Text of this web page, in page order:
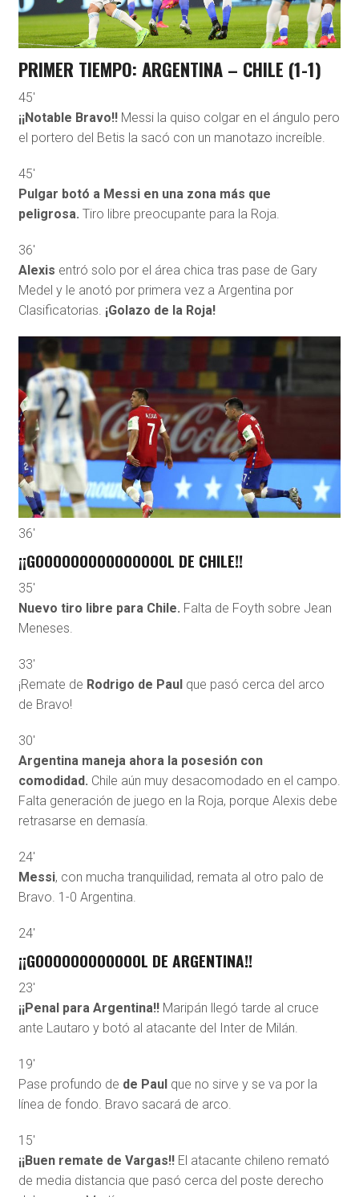
PRIMER TIEMPO: ARGENTINA – CHILE (1-1)
45′
¡¡Notable Bravo!! Messi la quiso colgar en el ángulo pero
el portero del Betis la sacó con un manotazo increíble.
45′
Pulgar botó a Messi en una zona más que
peligrosa. Tiro libre preocupante para la Roja.
36′
Alexis entró solo por el área chica tras pase de Gary
Medel y le anotó por primera vez a Argentina por
Clasificatorias. ¡Golazo de la Roja!
36′
¡¡GOOOOOOOOOOOOOOOL DE CHILE!!
35′
Nuevo tiro libre para Chile. Falta de Foyth sobre Jean
Meneses.
33′
¡Remate de Rodrigo de Paul que pasó cerca del arco
de Bravo!
30′
Argentina maneja ahora la posesión con
comodidad. Chile aún muy desacomodado en el campo.
Falta generación de juego en la Roja, porque Alexis debe
retrasarse en demasía.
24′
Messi, con mucha tranquilidad, remata al otro palo de
Bravo. 1-0 Argentina.
24′
¡¡GOOOOOOOOOOOOL DE ARGENTINA!!
23′
¡¡Penal para Argentina!!Maripán llegó tarde al cruce
ante Lautaro y botó al atacante del Inter de Milán.
19′
Pase profundo de de Paul que no sirve y se va por la
línea de fondo. Bravo sacará de arco.
15′
¡¡Buen remate de Vargas!! El atacante chileno remató
de media distancia que pasó cerca del poste derecho